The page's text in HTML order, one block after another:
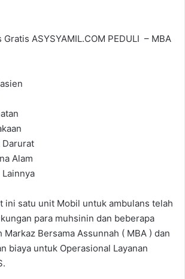
ASYSYAMIL.COM PEDULI – MBA
Darurat
Alam
Lainnya
ini satu unit Mobil untuk ambulans telah
para muhsinin dan beberapa
Markaz Bersama Assunnah ( MBA ) dan
biaya untuk Operasional Layanan